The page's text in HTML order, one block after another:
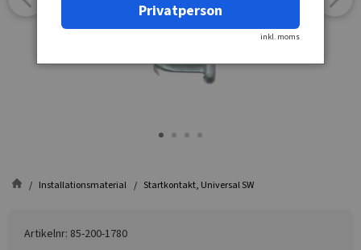
Installationsmaterial Startkontakt, Universal SW
Artikelnr: 85-200-1780
Privatperson
inkl. moms